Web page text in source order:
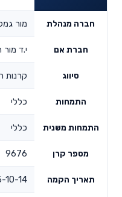
חברה מנהלת מור
חברת אם י.ד
סיווג קרנות
התמחות כללי
התמחות משנית כללי
מספר קרן 9676
תאריך הקמה 00:00:00